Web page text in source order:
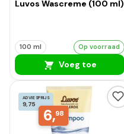
Luvos Wascreme (100 ml)
100 ml Op voorraad
Voeg toe
ADVIESPRIJS
9,75
6,98